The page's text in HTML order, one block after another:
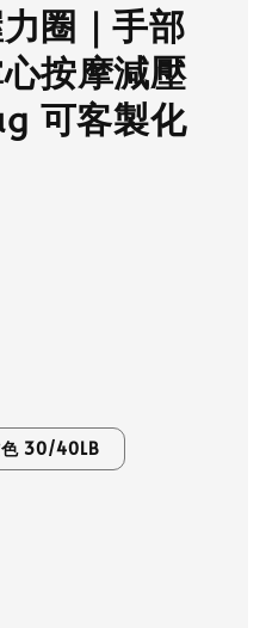
圈｜手部
按摩減壓
可客製化
30/40LB